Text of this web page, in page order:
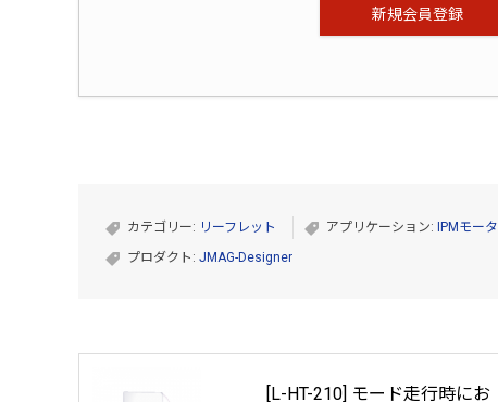
新規会員登録
カテゴリー: リーフレット アプリケーション: IPMモータ
プロダクト: JMAG-Designer
[L-HT-210] モード走行時にお